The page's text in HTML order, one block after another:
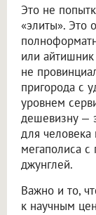
Это не
«элиты». Это
или айтишник
не
пригорода с
уровнем
дешевизну —
для человека
мегаполиса
джунглей.
Важно и то,
к научным